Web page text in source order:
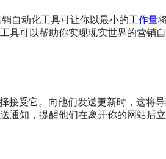
自动化工具可让你以最小的工作量
具可以帮助你实现现实世界的营销
接受它。向他们发送更新时，这将
知，提醒他们在离开你的网站后立